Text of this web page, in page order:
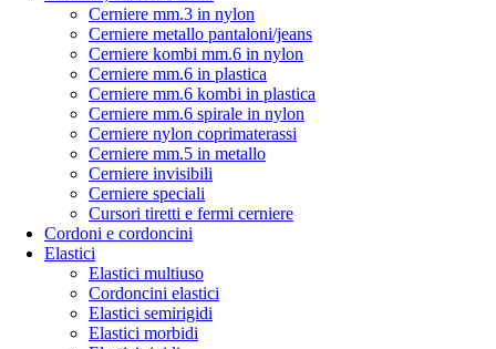
Cerniere mm.3 in nylon
Cerniere metallo pantaloni/jeans
Cerniere kombi mm.6 in nylon
Cerniere mm.6 in plastica
Cerniere mm.6 kombi in plastica
Cerniere mm.6 spirale in nylon
Cerniere nylon coprimaterassi
Cerniere mm.5 in metallo
Cerniere invisibili
Cerniere speciali
Cursori tiretti e fermi cerniere
Cordoni e cordoncini
Elastici
Elastici multiuso
Cordoncini elastici
Elastici semirigidi
Elastici morbidi